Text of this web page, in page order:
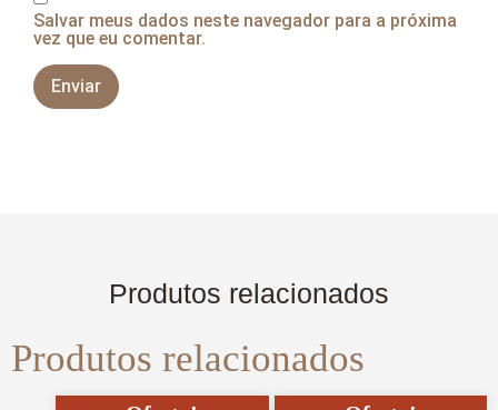
Salvar meus dados neste navegador para a próxima
vez que eu comentar.
Produtos relacionados
Produtos relacionados